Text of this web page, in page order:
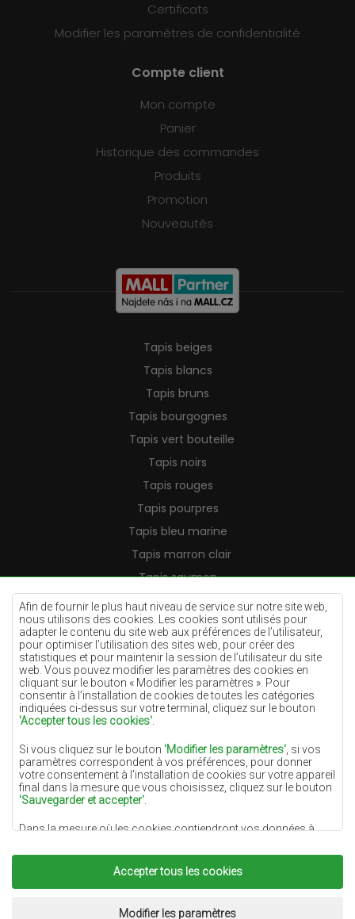
Afin de fournir le plus haut niveau de service sur notre site web,
nous utilisons des cookies. Les cookies sont utilisés pour
adapter le contenu du site web aux préférences de l’utilisateur,
pour optimiser l’utilisation des sites web, pour créer des
statistiques et pour maintenir la session de l’utilisateur du site
web. Vous pouvez modifier les paramètres des cookies en
cliquant sur le bouton « Modifier les paramètres ». Pour
consentir à l’installation de cookies de toutes les catégories
indiquées ci-dessus sur votre terminal, cliquez sur le bouton
'Accepter tous les cookies'
Si vous cliquez sur le bouton 'Modifier les paramètres' , si vos
paramètres correspondent à vos préférences, pour donner
votre consentement à l'installation de cookies sur votre appareil
final dans la mesure que vous choisissez, cliquez sur le bouton
'Sauvegarder et accepter'
Dans la mesure où les cookies contiendront vos données à
du responsable du traitement des données (DYWANYCHEMEX)
ou de tiers sous la forme de la fourniture de services de haute
qualité sur notre site Web et des activités de marketing du
responsable du traitement des données et de ses Partenaires de
Accepter tous les cookies
Modifier les paramètres
Certificats
Modifier les paramètres de confidentialité
Compte client
Mon compte
Panier
Historique des commandes
Produits
Promotion
Nouveautés
Tapis beiges
Tapis blancs
Tapis bruns
Tapis bourgognes
Tapis vert bouteille
Tapis noirs
Tapis rouges
Tapis pourpres
Tapis bleu marine
Tapis marron clair
Tapis saumon
Tapis crème
Tapis lilas
Tapis jaunes
Tapis menthe
Tapis bleus
Tapis oranges
Tapis gris
Tapis terre cuite
Tapis dorés
Réalisation:www.dimax.pl